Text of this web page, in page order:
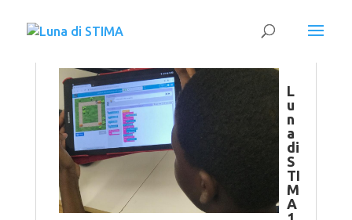
L
u
n
a
di
S
TI
M
A